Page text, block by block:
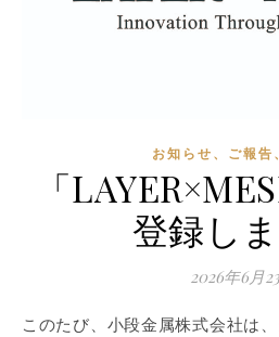
お知らせ、ご報告
「
登録し
2026年6月
このたび、小段金属株式会社は